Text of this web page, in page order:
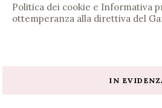
Politica dei cookie e Informativa
ottemperanza alla direttiva del
IN